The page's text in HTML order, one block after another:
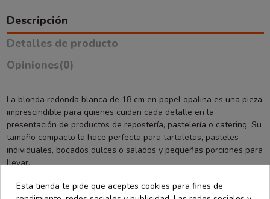
Descripción
Detalles de producto
Opiniones(0)
La blonda redonda blanca de 18 cm en papel opalina es una pieza
imprescindible para quienes cuidan cada detalle en la
presentación de productos de repostería, pastelería o catering. Su
tamaño compacto la hace perfecta para tartaletas, pasteles
individuales, bocados dulces o salados y pequeñas porciones para
llevar.
El papel opalina ofrece una textura lisa y elegante, con un blanco
Esta tienda te pide que aceptes cookies para fines de